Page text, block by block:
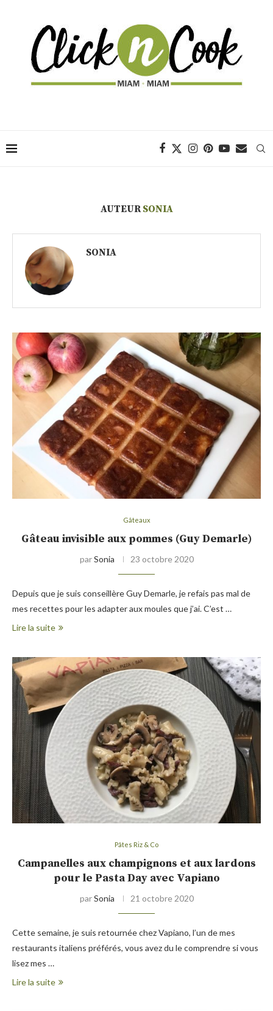
AUTEURSONIA
SONIA
Gâteaux
Gâteau invisible aux pommes (Guy Demarle)
parSonia 23 octobre 2020
Depuis que je suis conseillère Guy Demarle, je refais pas mal de
mes recettes pour les adapter aux moules que j’ai. C’est …
Lire la suite
Pâtes Riz & Co
Campanelles aux champignons et aux lardons
pour le Pasta Day avec Vapiano
parSonia 21 octobre 2020
Cette semaine, je suis retournée chez Vapiano, l’un de mes
restaurants italiens préférés, vous avez du le comprendre si vous
lisez mes …
Lire la suite